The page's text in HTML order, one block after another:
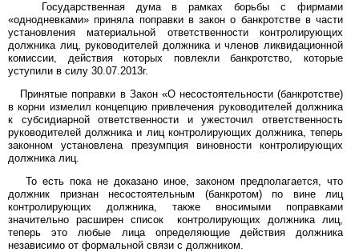
Государственная дума в рамках борьбы с фирмами
«однодневками» приняла поправки в закон о банкротстве в части
установления материальной ответственности контролирующих
должника лиц, руководителей должника и членов ликвидационной
комиссии, действия которых повлекли банкротство, которые
уступили в силу 30.07.2013г.
Принятые поправки в Закон «О несостоятельности (банкротстве)
в корни измелил концепцию привлечения руководителей должника
к субсидиарной ответственности и ужесточил ответственность
руководителей должника и лиц контролирующих должника, теперь
законном установлена презумпция виновности контролирующих
должника лиц.
То есть пока не доказано иное, законом предполагается, что
должник признан несостоятельным (банкротом) по вине лиц
контролирующих должника, также вносимыми поправками
значительно расширен список контролирующих должника лиц,
теперь это любые лица определяющие действия должника
независимо от формальной связи с должником.